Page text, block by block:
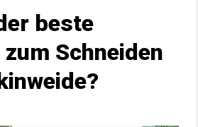
beste
Schneiden